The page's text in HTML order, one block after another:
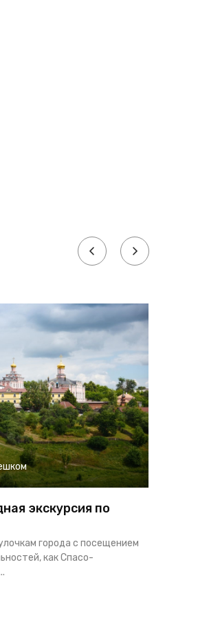
экскурсия по
города с посещением
как Спасо-